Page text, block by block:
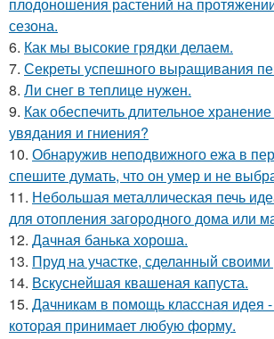
сезона.
6. Как мы высокие грядки делаем.
7. Секреты успешного выращивания
8. Ли снег в теплице нужен.
9. Как обеспечить длительное
увядания и гниения?
10. Обнаружив неподвижного ежа в
спешите думать, что он умер и не
11. Небольшая металлическая печь
для отопления загородного дома или
12. Дачная банька хороша.
13. Пруд на участке, сделанный
14. Вскуснейшая квашеная капуста.
15. Дачникам в помощь классная идея
которая принимает любую форму.